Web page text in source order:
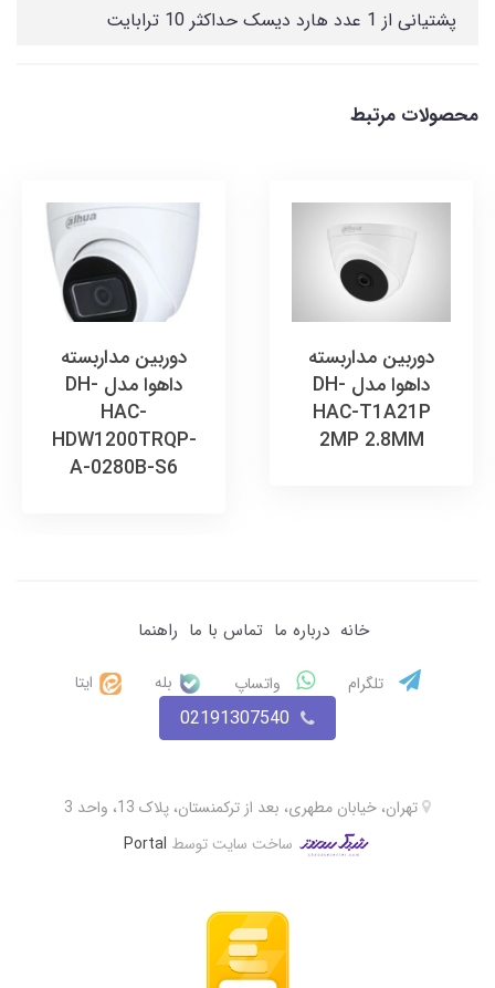
پشتیانی از 1 عدد هارد دیسک حداکثر 10 ترابایت
محصولات مرتبط
دوربین مداربسته
داهوا مدل DH-
HAC-T1A21P
2MP 2.8MM
دوربین مداربسته
داهوا مدل DH-
HAC-
HDW1200TRQP-
A-0280B-S6
خانه درباره ما تماس با ما راهنما
تلگرام واتساپ بله ایتا
02191307540
ساخت سایت توسط Portal
تهران، خیابان مطهری، بعد از ترکمنستان، پلاک 13، واحد 3